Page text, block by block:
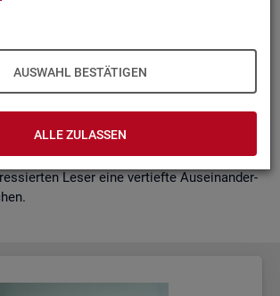
AUSWAHL BESTÄTIGEN
ALLE ZULASSEN
Damit ent­steht ein klei­nes Nach­schla­ge­
Be­grif­fen und Fra­ge­stel­lun­gen der Ar­beits­
Dabei wer­den diese Be­
er­klärt und immer auch mit wei­ter­füh­
ver­bun­den, die der in­ter­es­sier­ten
Leser eine ver­tief­te Aus­ein­an­der­